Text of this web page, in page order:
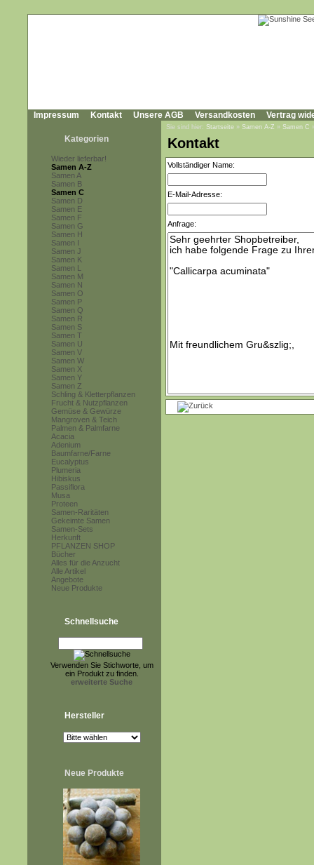
Impressum Kontakt Unsere AGB Versandkosten Vertrag
Kategorien
Wieder lieferbar!
Samen A-Z
Samen A
Samen B
Samen C
Samen D
Samen E
Samen F
Samen G
Samen H
Samen I
Samen J
Samen K
Samen L
Samen M
Samen N
Samen O
Samen P
Samen Q
Samen R
Samen S
Samen T
Samen U
Samen V
Samen W
Samen X
Samen Y
Samen Z
Schling & Kletterpflanzen
Frucht & Nutzpflanzen
Gemüse & Gewürze
Mangroven & Teich
Palmen & Palmfarne
Acacia
Adenium
Baumfarne/Farne
Eucalyptus
Plumeria
Hibiskus
Passiflora
Musa
Proteen
Samen-Raritäten
Gekeimte Samen
Samen-Sets
Herkunft
PFLANZEN SHOP
Bücher
Alles für die Anzucht
Alle Artikel
Angebote
Neue Produkte
Schnellsuche
Verwenden Sie Stichworte, um
ein Produkt zu finden.
erweiterte Suche
Hersteller
Neue Produkte
Sie sind hier: Startseite » Samen A-Z » Samen C
Kontakt
Vollständiger Name:
E-Mail-Adresse:
Anfrage: